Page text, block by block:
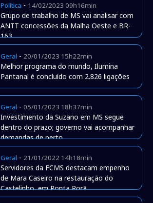
Política - 14/02/2023 09h16min
Grupo de trabalho de MS vai analisar com
ANTT concessões da Malha Oeste e BR-
163
Geral - 20/01/2023 15h22min
Melhor programa do mundo, Ilumina
Pantanal é concluído com 2.826 ligações
Geral -05/01/2023 18h37min
Investimento da Suzano em MS segue
dentro do prazo; governo vai acompanhar
demandas de perto
Geral - 21/01/2022 14h18min
Servidores da FCMS destacam empenho
de Mara Caseiro na restauração do
Castelinho, em Ponta Porã